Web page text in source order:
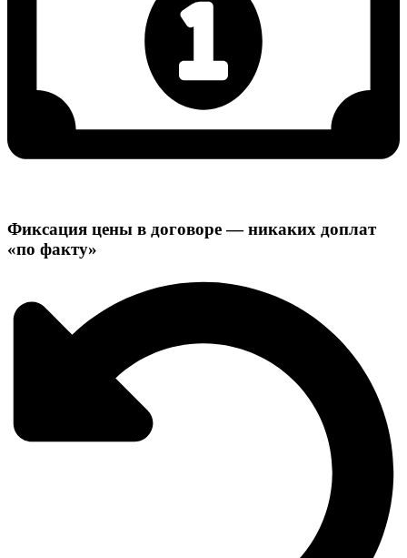
Фиксация цены в договоре — никаких доплат
«по факту»